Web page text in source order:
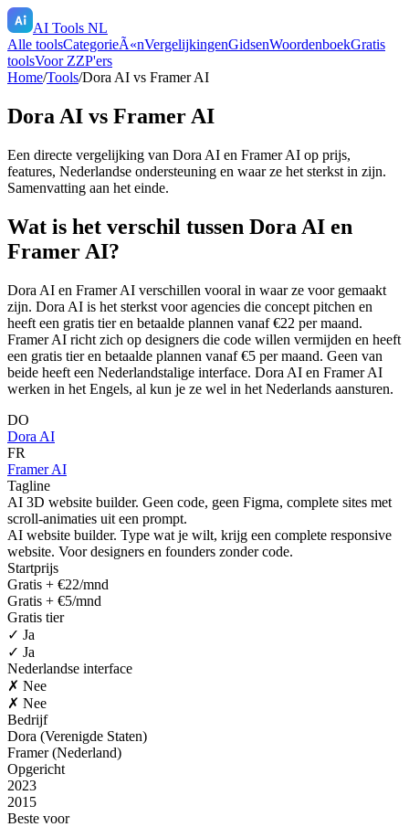
AI Tools NL
Alle toolsCategorieÃ«nVergelijkingenGidsenWoordenboekGratis
toolsVoor ZZP'ers
Home/Tools/Dora AI vs Framer AI
Dora AI vs Framer AI
Een directe vergelijking van Dora AI en Framer AI op prijs,
features, Nederlandse ondersteuning en waar ze het sterkst in zijn.
Samenvatting aan het einde.
Wat is het verschil tussen Dora AI en
Framer AI?
Dora AI en Framer AI verschillen vooral in waar ze voor gemaakt
zijn. Dora AI is het sterkst voor agencies die concept pitchen en
heeft een gratis tier en betaalde plannen vanaf €22 per maand.
Framer AI richt zich op designers die code willen vermijden en heeft
een gratis tier en betaalde plannen vanaf €5 per maand. Geen van
beide heeft een Nederlandstalige interface. Dora AI en Framer AI
werken in het Engels, al kun je ze wel in het Nederlands aansturen.
DO
Dora AI
FR
Framer AI
Tagline
AI 3D website builder. Geen code, geen Figma, complete sites met
scroll-animaties uit een prompt.
AI website builder. Type wat je wilt, krijg een complete responsive
website. Voor designers en founders zonder code.
Startprijs
Gratis + €22/mnd
Gratis + €5/mnd
Gratis tier
✓ Ja
✓ Ja
Nederlandse interface
✗ Nee
✗ Nee
Bedrijf
Dora (Verenigde Staten)
Framer (Nederland)
Opgericht
2023
2015
Beste voor